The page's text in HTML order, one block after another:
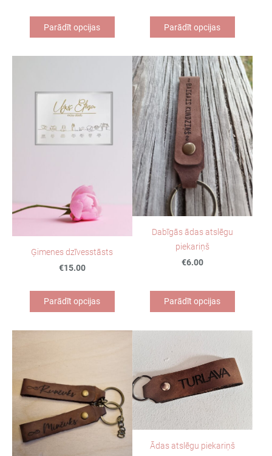
Parādīt opcijas Parādīt opcijas
Ģimenes dzīvesstāsts
€15.00
Parādīt opcijas
Dabīgās ādas atslēgu
piekariņš
€6.00
Parādīt opcijas
Ādas atslēgu piekariņš